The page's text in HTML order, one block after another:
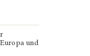
und